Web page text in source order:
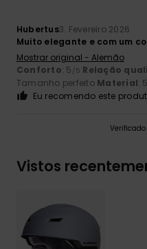
Hubertus3. Fevereiro 2026
Muito elegante e com um
Mostrar original - Alemão
Conforto: 5 /5 Relação
Tamanho perfeito Material: 5
Eu recomendo este
Vistos